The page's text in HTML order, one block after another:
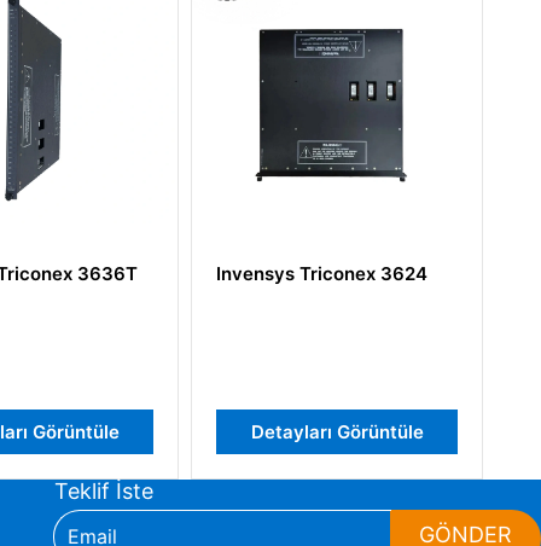
Invensys Triconex 3624
Detayları Görüntüle
Invensys Triconex
Detayları
Teklif İste
GÖNDER